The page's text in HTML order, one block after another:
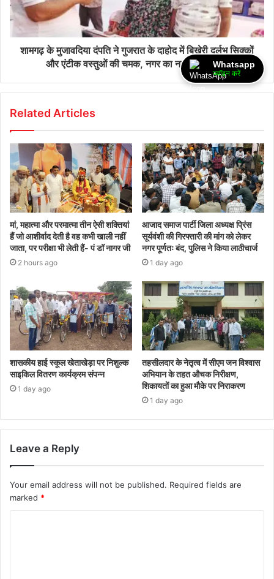
शामगढ़ के मुजावदिया दंपति ने गुजरात के दाहोद में बिखेरी दुर्लभ सिक्कों
और एंटीक वस्तुओं की चमक, नगर का नाम किया रोशन
Related Articles
मां, महात्मा और परमात्मा तीन ऐसी शक्तियां
हैं जो आशीर्वाद देती है वह कभी खाली नहीं
जाता, पर परीक्षा भी लेती हैं- पं डॉ नागर जी
2 hours ago
आजाद समाज पार्टी जिला अध्यक्ष प्रिंस
सूर्यवंशी की गिरफ्तारी की मांग को लेकर
नगर पूर्णतः बंद, पुलिस ने किया लाठीचार्ज
1 day ago
शासकीय हाई स्कूल खेताखेड़ा पर निशुल्क
साइकिल वितरण कार्यक्रम संपन्न
1 day ago
तहसीलदार के नेतृत्व में सीएम जन विश्वास
अभियान के तहत औचक निरीक्षण,
शिकायतों का हुआ मौके पर निराकरण
1 day ago
Leave a Reply
Your email address will not be published. Required fields are
marked *
Whatsapp
ज्वॉइन करें